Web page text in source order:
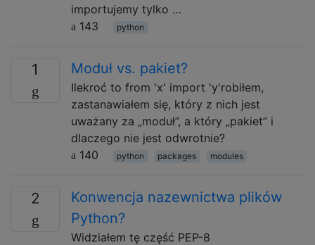
importujemy tylko …
143
python
1 Moduł vs. pakiet?
Ilekroć to from 'x' import 'y'robiłem,
zastanawiałem się, który z nich jest
uważany za „moduł”, a który „pakiet” i
dlaczego nie jest odwrotnie?
140
python packages modules
2
Konwencja nazewnictwa plików
Python?
Widziałem tę część PEP-8